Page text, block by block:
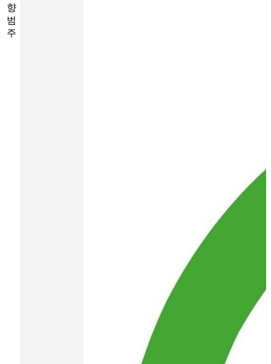
향
범
주